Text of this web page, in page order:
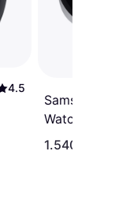
4.5
Samsung
Watch8
Silver
1.540 kr.